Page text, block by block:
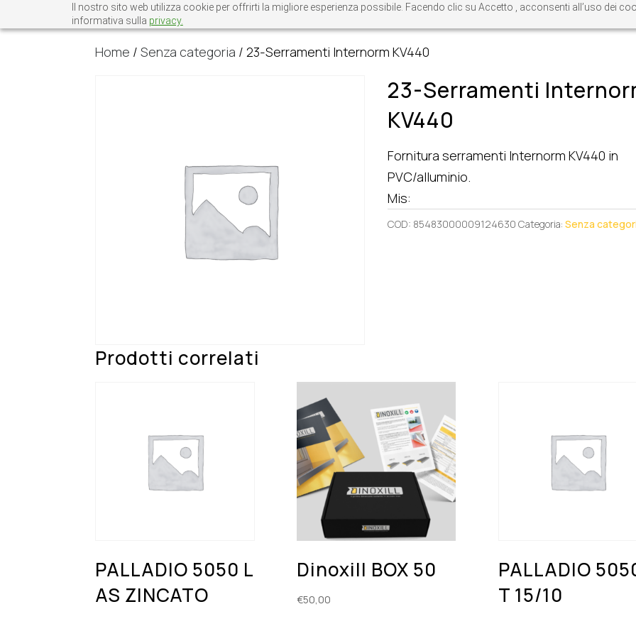
Il nostro sito web utilizza cookie per offrirti la migliore esperienza possibile. Facendo clic su Accetto , acconsenti all’uso dei
informativa sulla privacy.
Home /Senza categoria / 23-Serramenti Internorm KV440
23-Serramenti
KV440
Fornitura serramenti Internorm KV440 in
PVC/alluminio.
Mis:
COD: 85483000009124630 Categoria:Senza
Prodotti correlati
PALLADIO 5050 L
AS ZINCATO
Dinoxill BOX 50
€50,00
PALLADIO
T 15/10